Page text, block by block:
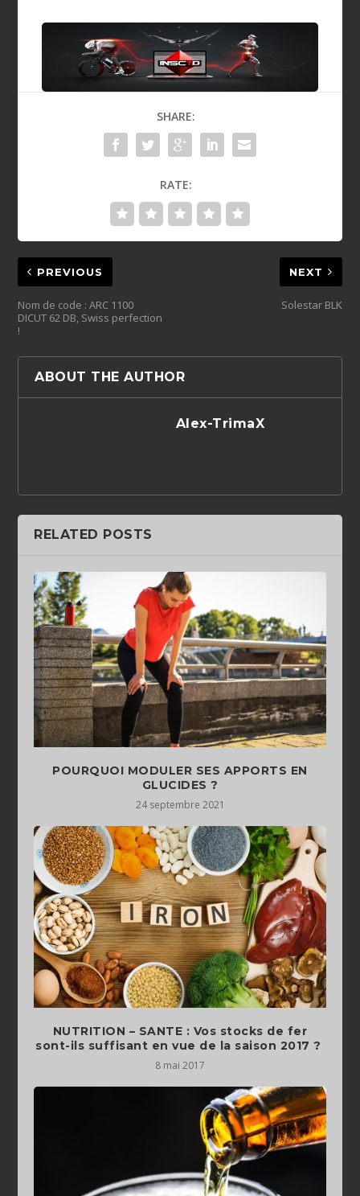
SHARE:
RATE:
PREVIOUS
Nom de code : ARC 1100
DICUT 62 DB, Swiss perfection
!
NEXT
Solestar BLK
ABOUT THE AUTHOR
Alex-TrimaX
RELATED POSTS
POURQUOI MODULER SES APPORTS EN
GLUCIDES ?
24 septembre 2021
NUTRITION – SANTE : Vos stocks de fer
sont-ils suffisant en vue de la saison 2017 ?
8 mai 2017